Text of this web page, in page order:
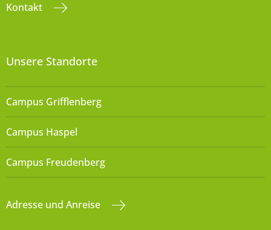
Kontakt
Unsere Standorte
Campus Grifflenberg
Campus Haspel
Campus Freudenberg
Adresse und Anreise